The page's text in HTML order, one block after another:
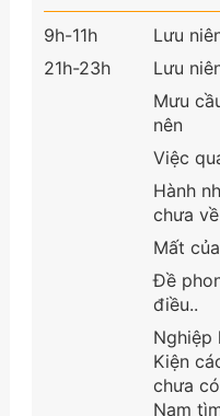
9h-11h
21h-23h
Lưu
Lưu
Mưu
nên
Việc
Hành
chưa về
Mất
Đề
điều..
Nghiệp
Kiện
chưa
Nam